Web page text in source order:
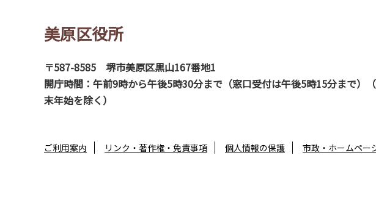
美原区役所
〒587-8585
堺市美原区黒山167番地1
開庁時間：午前9時から午後5時30分まで（窓口受付は午後5時15分まで）
末年始を除く）
ご利用案内 リンク・著作権・免責事項 個人情報の保護 市政・ホームペー